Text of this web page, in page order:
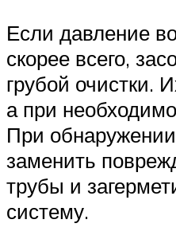
Если давление
скорее всего,
грубой очистки.
а при
При
заменить
трубы и
систему.